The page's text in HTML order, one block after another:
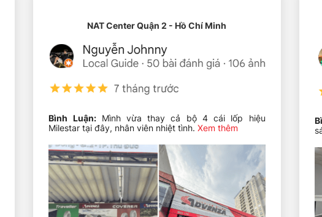
NAT Center Quận 2 - Hồ Chí Minh
Bình Luận:Mình vừa thay cả bộ 4 cái lốp hiệu
Milestar tại đây, nhân viên nhiệt tình.Xem thêm